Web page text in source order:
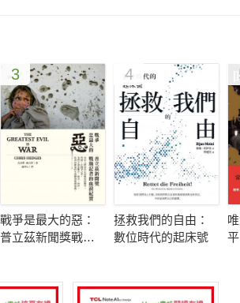
，滿腔熱血洒郊原」何等悲涼？一九五〇
黨最後據點在桃竹苗客家庄，也是國民黨政
有人選擇「自新」苟全性命，甚至當了高
槍決，人生境遇有如天壤。
國書，本名葉焱生，兒子叫葉克倭，他為
為何黯然辭掉立法院長，兒子並因官司流亡
揆徐慶鐘，受業於蓬萊米之父磯永吉，七
讓台灣農漁牧生產增加三倍，他一手提拔
信良、邱連輝分在桃園縣、屏東縣率先開創
3
戰爭是最大的惡：
普立茲新聞獎戰地
4
拯救我們的自由：
數位時代的起床號